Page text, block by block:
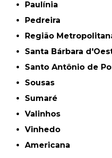
Paulínia
Pedreira
Região
Santa Bárbara
Santo Antônio de
Sousas
Sumaré
Valinhos
Vinhedo
americana